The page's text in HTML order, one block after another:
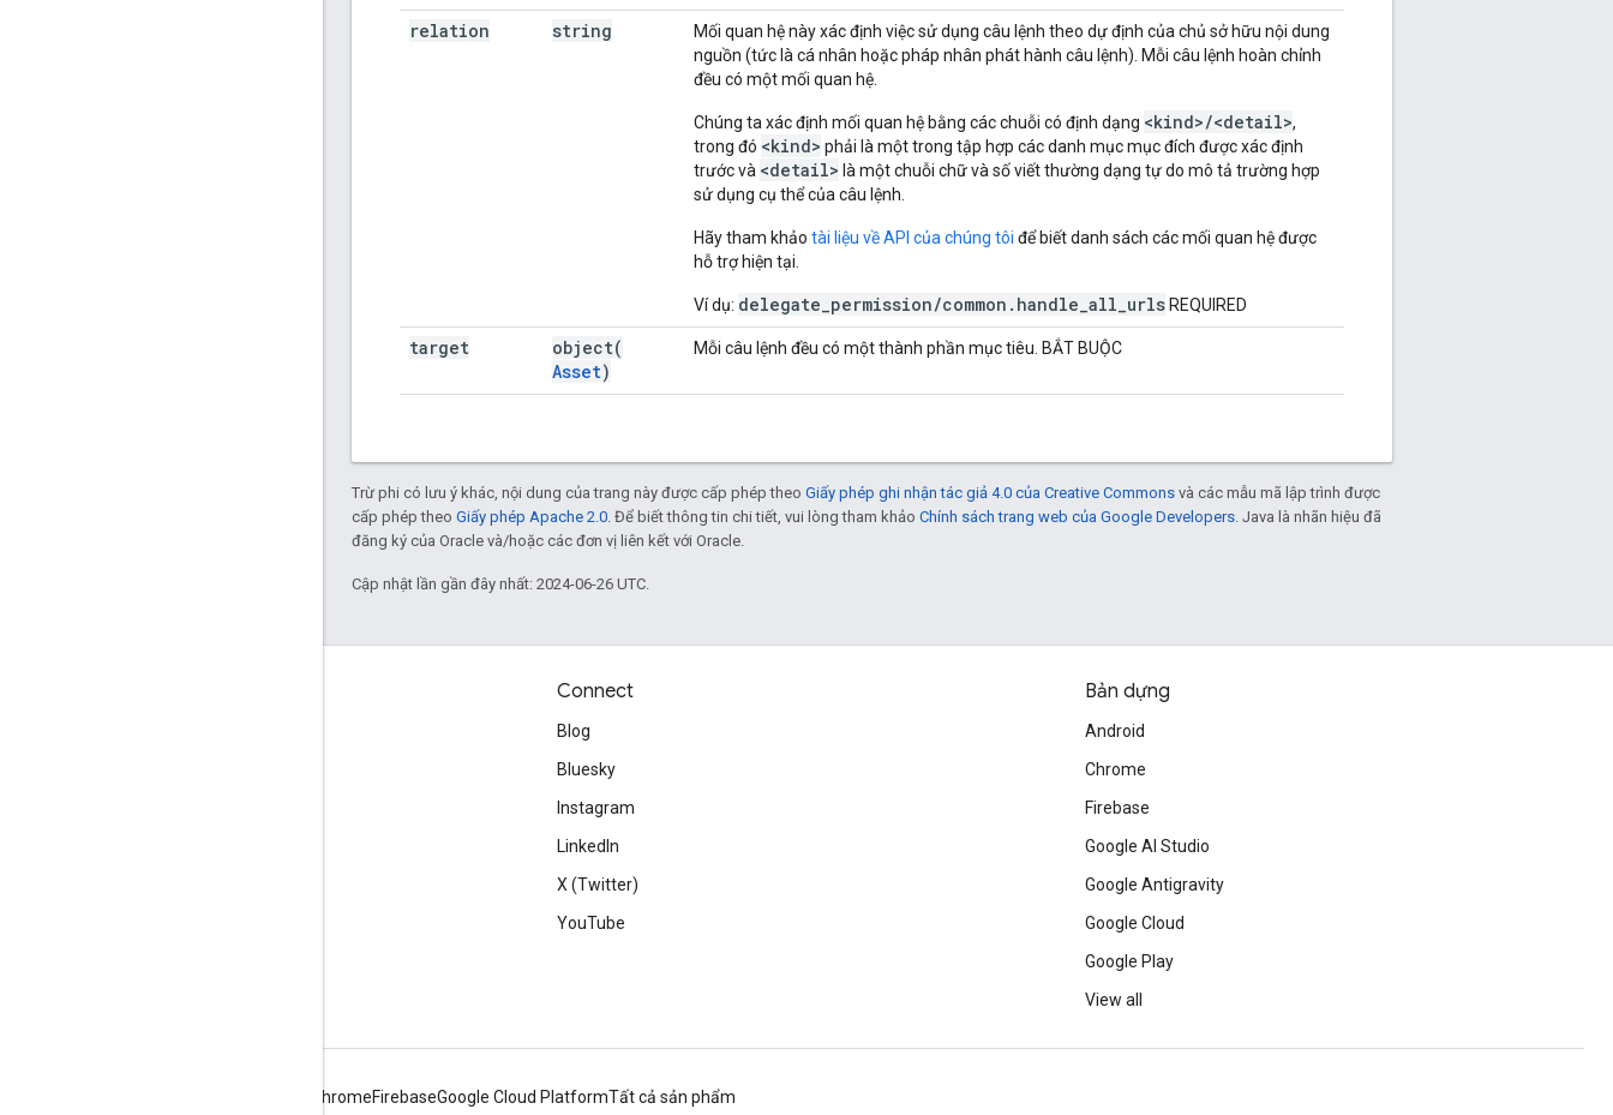
relation string
Mối quan hệ này xác định việc sử dụng câu lệnh theo dự định của chủ sở hữu nội dung
nguồn (tức là cá nhân hoặc pháp nhân phát hành câu lệnh). Mỗi câu lệnh hoàn chỉnh
đều có một mối quan hệ.
Chúng ta xác định mối quan hệ bằng các chuỗi có định dạng <kind>/<detail>,
trong đó <kind> phải là một trong tập hợp các danh mục mục đích được xác định
trước và <detail> là một chuỗi chữ và số viết thường dạng tự do mô tả trường hợp
sử dụng cụ thể của câu lệnh.
Hãy tham khảo tài liệu về API của chúng tôi để biết danh sách các mối quan hệ được
hỗ trợ hiện tại.
Ví dụ: delegate_permission/common.handle_all_urls REQUIRED
target
object(
Asset)
Mỗi câu lệnh đều có một thành phần mục tiêu. BẮT BUỘC
Trừ phi có lưu ý khác, nội dung của trang này được cấp phép theo Giấy phép ghi nhận tác giả 4.0 của Creative Commons và các mẫu mã lập trình được
cấp phép theo Giấy phép Apache 2.0 . Để biết thông tin chi tiết, vui lòng tham khảo Chính sách trang web của Google Developers . Java là nhãn hiệu đã
đăng ký của Oracle và/hoặc các đơn vị liên kết với Oracle.
Cập nhật lần gần đây nhất: 2024-06-26 UTC.
Connect
Blog
Bluesky
Instagram
LinkedIn
X (Twitter)
YouTube
Bản dựng
Android
Chrome
Firebase
Google AI Studio
Google Antigravity
Google Cloud
Google Play
View all
ChromeFirebaseGoogle Cloud PlatformTất cả sản phẩm